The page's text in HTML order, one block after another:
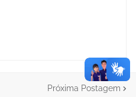
Próxima Postagem